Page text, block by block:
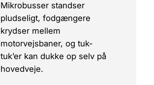
Mikrobusser standser
pludseligt, fodgængere
krydser mellem
motorvejsbaner, og tuk-
tuk’er kan dukke op selv på
hovedveje.